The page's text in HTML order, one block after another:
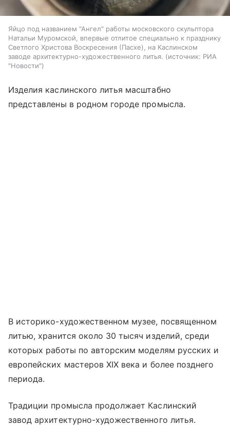
Яйцо под названием "Ангел" работы московского скульптора
Натальи Муромской, впервые отлитое специально к празднику
Светлого Христова Воскресения (Пасхе), на Каслинском
заводе архитектурно-художественного литья.
источник: РИА
"Новости"
Изделия каслинского литья масштабно
представлены в родном городе промысла.
В историко-художественном музее, посвященном
литью, хранится около 30 тысяч изделий, среди
которых работы по авторским моделям русских и
европейских мастеров XIX века и более позднего
периода.
Традиции промысла продолжает Каслинский
завод архитектурно-художественного литья.